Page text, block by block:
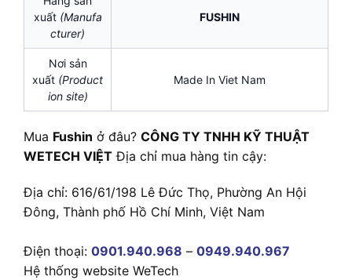
xuất (Manufa
cturer)
FUSHIN
Nơi sản
xuất (Product
ion site)
Made In Viet Nam
Mua Fushin ở đâu? CÔNG TY TNHH KỸ THUẬT
WETECH VIỆT Địa chỉ mua hàng tin cậy:
Địa chỉ: 616/61/198 Lê Đức Thọ, Phường An Hội
Đông, Thành phố Hồ Chí Minh, Việt Nam
Điện thoại: 0901.940.968 – 0949.940.967
Hệ thống website WeTech